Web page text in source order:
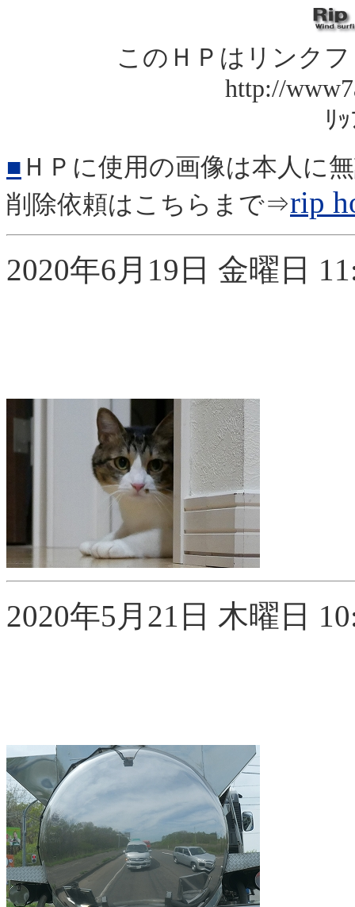
このＨＰはリンク
http://
ﾘ
■ ＨＰに使用の画像は本人 に
削除依頼はこちらまで⇒rip
2020年6月19日 金曜日
2020年5月21日 木曜日